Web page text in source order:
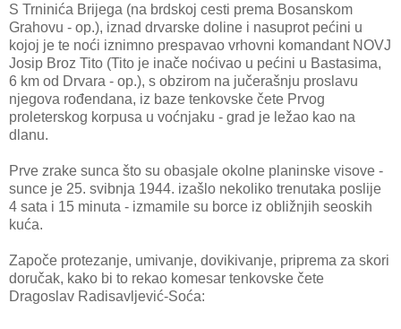
S Trninića Brijega (na brdskoj cesti prema Bosanskom
Grahovu - op.), iznad drvarske doline i nasuprot pećini u
kojoj je te noći iznimno prespavao vrhovni komandant NOVJ
Josip Broz Tito (Tito je inače noćivao u pećini u Bastasima,
6 km od Drvara - op.), s obzirom na jučerašnju proslavu
njegova rođendana, iz baze tenkovske čete Prvog
proleterskog korpusa u voćnjaku - grad je ležao kao na
dlanu.
Prve zrake sunca što su obasjale okolne planinske visove -
sunce je 25. svibnja 1944. izašlo nekoliko trenutaka poslije
4 sata i 15 minuta - izmamile su borce iz obližnjih seoskih
kuća.
Započe protezanje, umivanje, dovikivanje, priprema za skori
doručak, kako bi to rekao komesar tenkovske čete
Dragoslav Radisavljević-Soća: